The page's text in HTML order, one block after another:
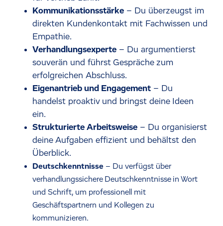
Kommunikationsstärke – Du überzeugst im
direkten Kundenkontakt mit Fachwissen und
Empathie.
Verhandlungsexperte – Du argumentierst
souverän und führst Gespräche zum
erfolgreichen Abschluss.
Eigenantrieb und Engagement – Du
handelst proaktiv und bringst deine Ideen
ein.
Strukturierte Arbeitsweise – Du organisierst
deine Aufgaben effizient und behältst den
Überblick.
Deutschkenntnisse – Du verfügst über
verhandlungssichere Deutschkenntnisse in Wort
und Schrift, um professionell mit
Geschäftspartnern und Kollegen zu
kommunizieren.